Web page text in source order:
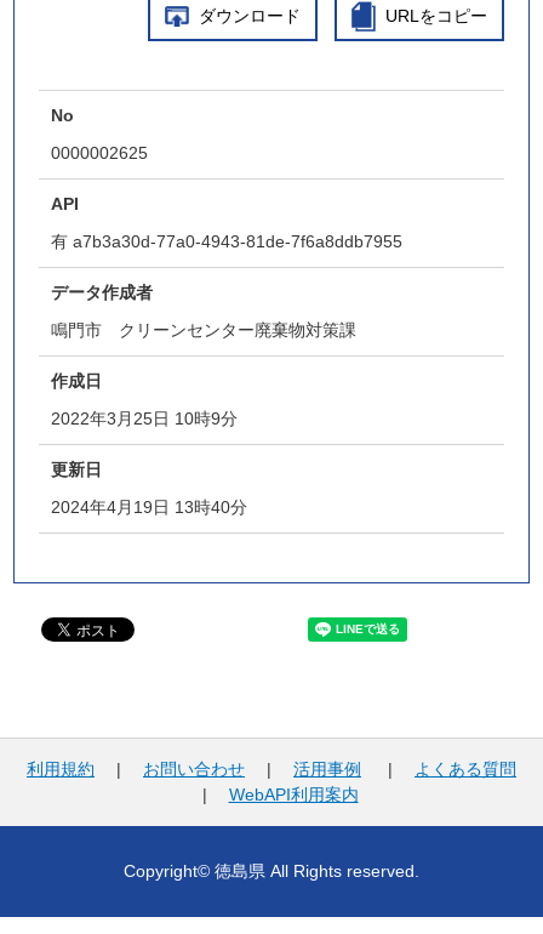
ダウンロード URLをコピー
No
0000002625
API
有 a7b3a30d-77a0-4943-81de-7f6a8ddb7955
データ作成者
鳴門市 クリーンセンター廃棄物対策課
作成日
2022年3月25日 10時9分
更新日
2024年4月19日 13時40分
利用規約 | お問い合わせ | 活用事例 |
よくある質問
| WebAPI利用案内
Copyright© 徳島県 All Rights reserved.